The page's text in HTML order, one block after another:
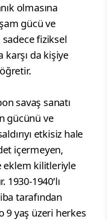
olmasına
gücü ve
fiziksel
karşı da kişiye
savaş sanatı
gücünü ve
etkisiz hale
içermeyen,
eklem kilitleriyle
1930-1940’lı
tarafından
9 yaş üzeri herkes